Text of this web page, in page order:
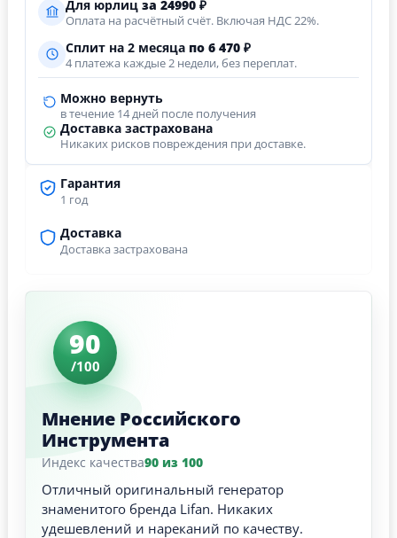
Гарантия
1 год
Доставка
Доставка застрахована
Для юрлиц за 24990 ₽
Оплата на расчётный счёт. Включая НДС 22%.
Сплит на 2 месяца по 6 470 ₽
4 платежа каждые 2 недели, без переплат.
Можно вернуть
в течение 14 дней после получения
Доставка застрахована
Никаких рисков повреждения при доставке.
90
/100
Мнение Российского
Инструмента
Индекс качества90 из 100
Отличный оригинальный генератор
знаменитого бренда Lifan. Никаких
удешевлений и нареканий по качеству.